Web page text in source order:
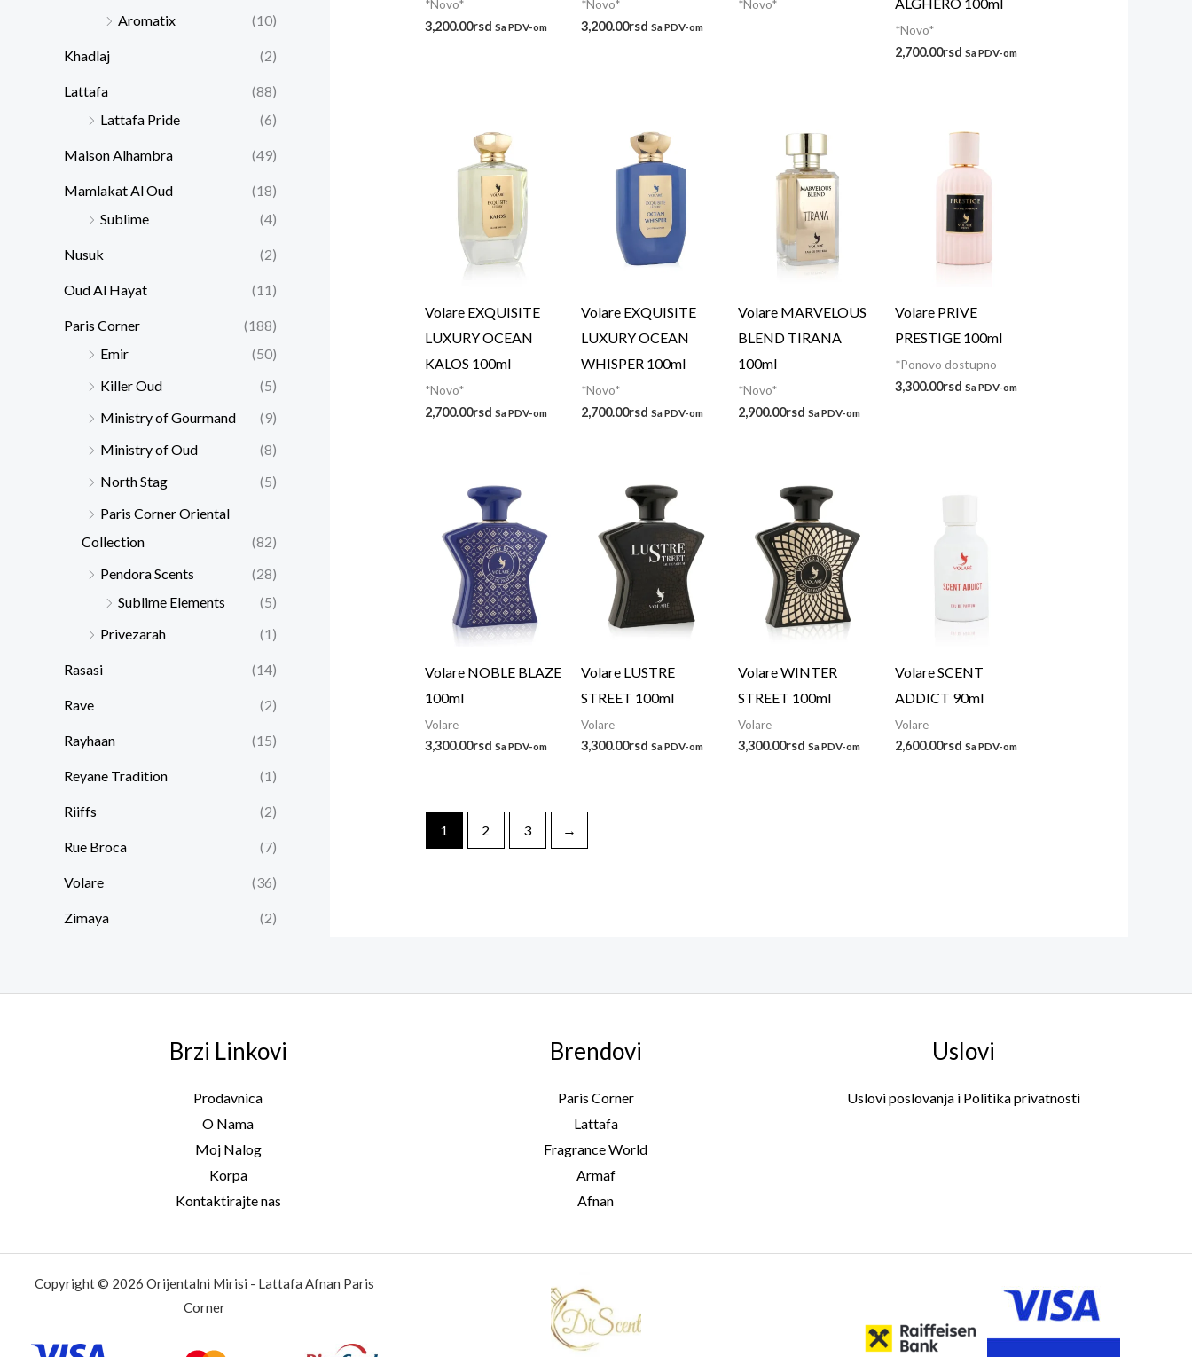
Aromatix
(10)
Khadlaj (2)
Lattafa
(88)
Lattafa Pride
(6)
Maison Alhambra (49)
Mamlakat Al Oud
(18)
Sublime
(4)
Nusuk (2)
Oud Al Hayat (11)
Paris Corner
(188)
Emir
(50)
Killer Oud
(5)
Ministry of Gourmand
(9)
Ministry of Oud
(8)
North Stag
(5)
Paris Corner Oriental
Collection
(82)
Pendora Scents
(28)
Sublime Elements
(5)
Privezarah
(1)
Rasasi (14)
Rave (2)
Rayhaan (15)
Reyane Tradition (1)
Riiffs (2)
Rue Broca (7)
Volare (36)
Zimaya (2)
*Novo*
3,200.00rsd Sa PDV-om
*Novo*
3,200.00rsd Sa PDV-om
*Novo*
ALGHERO 100ml
*Novo*
2,700.00rsd Sa PDV-om
Volare EXQUISITE
LUXURY OCEAN
KALOS 100ml
*Novo*
2,700.00rsd Sa PDV-om
Volare EXQUISITE
LUXURY OCEAN
WHISPER 100ml
*Novo*
2,700.00rsd Sa PDV-om
Volare MARVELOUS
BLEND TIRANA
100ml
*Novo*
2,900.00rsd Sa PDV-om
Volare PRIVE
PRESTIGE 100ml
*Ponovo dostupno
3,300.00rsd Sa PDV-om
Volare NOBLE BLAZE
100ml
Volare
3,300.00rsd Sa PDV-om
Volare LUSTRE
STREET 100ml
Volare
3,300.00rsd Sa PDV-om
Volare WINTER
STREET 100ml
Volare
3,300.00rsd Sa PDV-om
Volare SCENT
ADDICT 90ml
Volare
2,600.00rsd Sa PDV-om
1 2 3 →
Brzi Linkovi
Prodavnica
O Nama
Moj Nalog
Korpa
Kontaktirajte nas
Brendovi
Paris Corner
Lattafa
Fragrance World
Armaf
Afnan
Uslovi
Uslovi poslovanja i Politika privatnosti
Copyright © 2026 Orijentalni Mirisi - Lattafa Afnan Paris
Corner